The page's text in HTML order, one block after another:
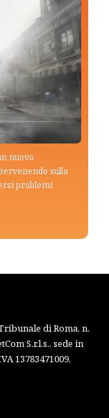
nuovo
sulla
problemi
di Roma, n.
S.r.l.s., sede in
13783471009,